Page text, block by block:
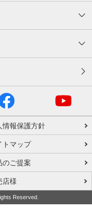
情報保護方針
トマップ
のご提案
店様
Reserved.